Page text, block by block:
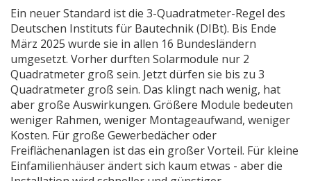
Ein neuer Standard ist die 3-Quadratmeter-Regel des
Deutschen Instituts für Bautechnik (DIBt). Bis Ende
März 2025 wurde sie in allen 16 Bundesländern
umgesetzt. Vorher durften Solarmodule nur 2
Quadratmeter groß sein. Jetzt dürfen sie bis zu 3
Quadratmeter groß sein. Das klingt nach wenig, hat
aber große Auswirkungen. Größere Module bedeuten
weniger Rahmen, weniger Montageaufwand, weniger
Kosten. Für große Gewerbedächer oder
Freiflächenanlagen ist das ein großer Vorteil. Für kleine
Einfamilienhäuser ändert sich kaum etwas - aber die